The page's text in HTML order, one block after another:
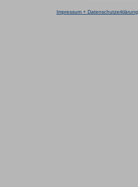
Impressum + Datenschutzerklärung